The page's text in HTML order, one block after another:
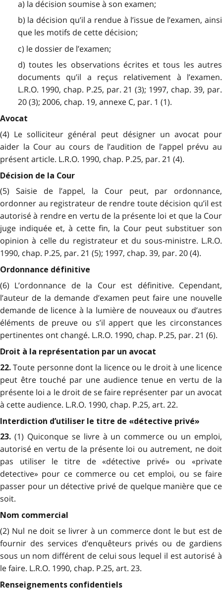
a) la décision soumise à son examen;
b) la décision qu’il a rendue à l’issue de l’examen, ainsi
que les motifs de cette décision;
c) le dossier de l’examen;
d) toutes les observations écrites et tous les autres
documents qu’il a reçus relativement à l’examen.
L.R.O. 1990, chap. P.25, par. 21 (3); 1997, chap. 39, par.
20 (3); 2006, chap. 19, annexe C, par. 1 (1).
Avocat
(4) Le solliciteur général peut désigner un avocat pour
aider la Cour au cours de l’audition de l’appel prévu au
présent article. L.R.O. 1990, chap. P.25, par. 21 (4).
Décision de la Cour
(5) Saisie de l’appel, la Cour peut, par ordonnance,
ordonner au registrateur de rendre toute décision qu’il est
autorisé à rendre en vertu de la présente loi et que la Cour
juge indiquée et, à cette fin, la Cour peut substituer son
opinion à celle du registrateur et du sous-ministre. L.R.O.
1990, chap. P.25, par. 21 (5); 1997, chap. 39, par. 20 (4).
Ordonnance définitive
(6) L’ordonnance de la Cour est définitive. Cependant,
l’auteur de la demande d’examen peut faire une nouvelle
demande de licence à la lumière de nouveaux ou d’autres
éléments de preuve ou s’il appert que les circonstances
pertinentes ont changé. L.R.O. 1990, chap. P.25, par. 21 (6).
Droit à la représentation par un avocat
22.Toute personne dont la licence ou le droit à une licence
peut être touché par une audience tenue en vertu de la
présente loi a le droit de se faire représenter par un avocat
à cette audience. L.R.O. 1990, chap. P.25, art. 22.
Interdiction d’utiliser le titre de «détective privé»
23. (1) Quiconque se livre à un commerce ou un emploi,
autorisé en vertu de la présente loi ou autrement, ne doit
pas utiliser le titre de «détective privé» ou «private
detective» pour ce commerce ou cet emploi, ou se faire
passer pour un détective privé de quelque manière que ce
soit.
Nom commercial
(2) Nul ne doit se livrer à un commerce dont le but est de
fournir des services d’enquêteurs privés ou de gardiens
sous un nom différent de celui sous lequel il est autorisé à
le faire. L.R.O. 1990, chap. P.25, art. 23.
Renseignements confidentiels